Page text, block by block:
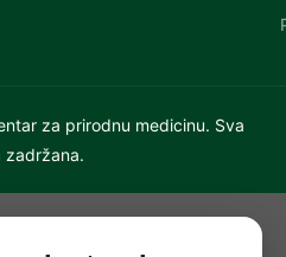
za prirodnu medicinu. Sva
zadržana.